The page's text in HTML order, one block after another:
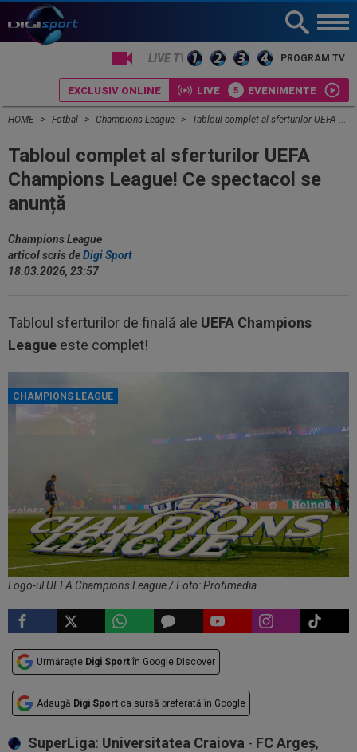
LIVE TV PROGRAM TV
EXCLUSIV ONLINE LIVE EVENIMENTE
HOME Fotbal Champions League Tabloul complet al sferturilor UEFA Champions League! Ce spectacol se anunță
Tabloul complet al sferturilor UEFA
Champions League! Ce spectacol se
anunță
Champions League
articol scris deDigi Sport
18.03.2026, 23:57
Tabloul sferturilor de finală ale UEFA Champions
League este complet!
CHAMPIONS LEAGUE
Logo-ul UEFA Champions League / Foto: Profimedia
Urmărește Digi Sport în Google Discover
Adaugă Digi Sport ca sursă preferată în Google
SuperLiga: Universitatea Craiova - FC Argeș,